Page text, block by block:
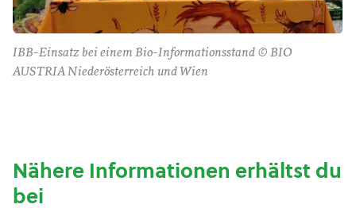
IBB-Einsatz bei einem Bio-Informationsstand © BIO
AUSTRIA Niederösterreich und Wien
Nähere Informationen erhältst du
bei